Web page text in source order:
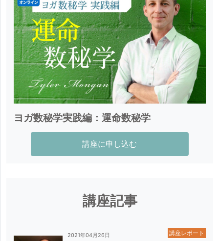
Strategy」共同創設者。理学療法師の博士号を有し、
理学療法施設Quantum Medicine Instituteにて医薬調
査にも携わる。
ヨガ数秘学実践編：運命数秘学
講座に申し込む
講座記事
2021年04月26日 講座レポート